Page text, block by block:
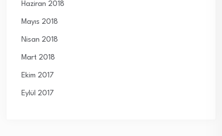
Haziran 2018
Mayıs 2018
Nisan 2018
Mart 2018
Ekim 2017
Eylül 2017